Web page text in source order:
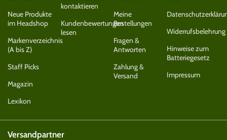
Neue Produkte
im Headshop
Markenverzeichnis
(A bis Z)
Staff Picks
Magazin
Lexikon
kontaktieren
Kundenbewertungen
lesen
Meine
Bestellungen
Fragen &
Antworten
Zahlung &
Versand
Widerrufsbelehrung
Hinweise zum
Batteriegesetz
Impressum
Versandpartner